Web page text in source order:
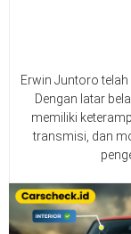
Erwin Juntoro
Dengan latar
memiliki
transmisi, dan